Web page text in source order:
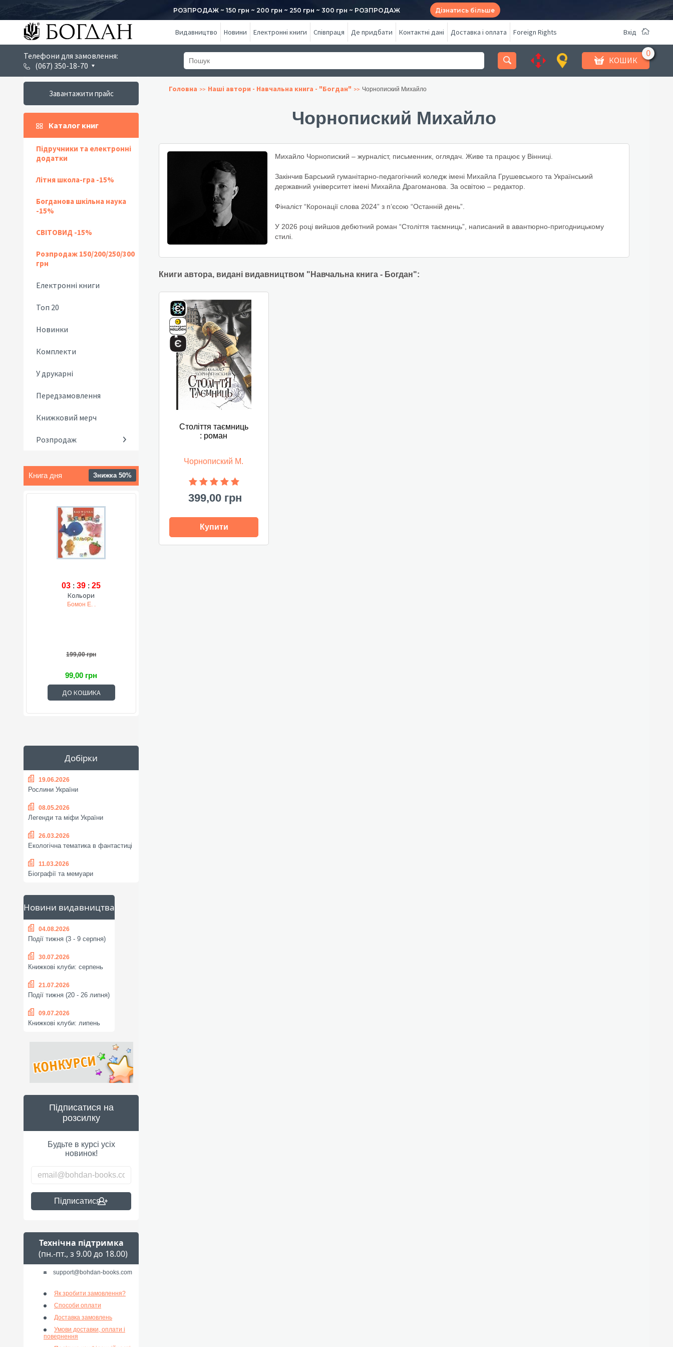
РОЗПРОДАЖ ~ 150 грн ~ 200 грн ~ 250 грн ~ 300 грн ~ РОЗПРОДАЖ Дізнатись більше
Видавництво Новини Електронні книги Співпраця Де придбати Контактні дані Доставка і оплата Foreign Rights Вхід
Телефони для замовлення:
(067) 350-18-70
КОШИК
Завантажити прайс
Каталог книг
Підручники та електронні
додатки
Літня школа-гра -15%
Богданова шкільна наука
-15%
СВІТОВИД -15%
Розпродаж 150/200/250/300
грн
Електронні книги
Топ 20
Новинки
Комплекти
У друкарні
Передзамовлення
Книжковий мерч
Розпродаж
Книга дня Знижка 50%
03 : 39 : 24
Кольори
Бомон Е. .
199,00 грн
99,00 грн
ДО КОШИКА
Добірки
19.06.2026
Рослини України
08.05.2026
Легенди та міфи України
26.03.2026
Екологічна тематика в фантастиці
11.03.2026
Біографії та мемуари
Новини видавництва
04.08.2026
Події тижня (3 - 9 серпня)
30.07.2026
Книжкові клуби: серпень
21.07.2026
Події тижня (20 - 26 липня)
09.07.2026
Книжкові клуби: липень
Підписатися на
розсилку
Будьте в курсі усіх
новинок!
Підписатися
Технічна підтримка
(пн.-пт., з 9.00 до 18.00)
support@bohdan-books.com
Як зробити замовлення?
Способи оплати
Доставка замовлень
Умови доставки, оплати і
повернення
Головна Наші автори - Навчальна книга - "Богдан" Чорнопиский Михайло
Чорнопиский Михайло
Михайло Чорнопиский – журналіст, письменник, оглядач. Живе та працює у Вінниці.
Закінчив Барський гуманітарно-педагогічний коледж імені Михайла Грушевського та Український
державний університет імені Михайла Драгоманова. За освітою – редактор.
Фіналіст “Коронації слова 2024” з п’єсою “Останній день”.
У 2026 році вийшов дебютний роман “Століття таємниць”, написаний в авантюрно-пригодницькому
стилі.
Книги автора, видані видавництвом "Навчальна книга - Богдан":
Століття таємниць
: роман
Чорнопиский М.
399,00 грн
Купити